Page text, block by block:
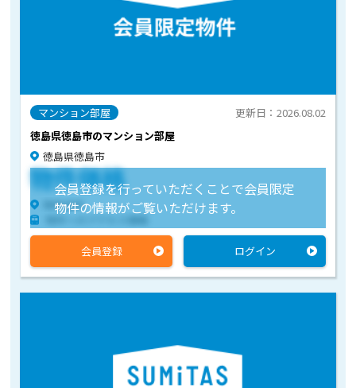
マンション部屋
徳島県徳島市のマンション部屋
更新日：2026.08.02
徳島県徳島市
会員登録を行っていただくことで会員限定
物件の情報がご覧いただけます。
物件価格
物件住所
物件へのアクセス情報
会員登録 ログイン